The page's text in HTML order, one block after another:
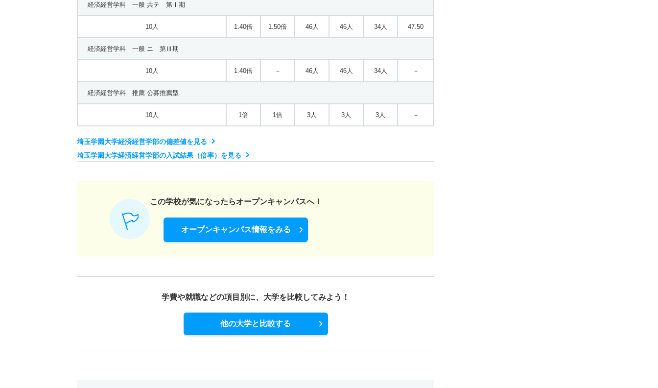
10人
経済経営学科 一般 共テ 第Ⅰ期
10人 1.40倍 1.50倍 46人 46人 34人 47.50
経済経営学科 一般 ニ 第Ⅲ期
10人 1.40倍 － 46人 46人 34人 －
経済経営学科 推薦 公募推薦型
10人 1倍 1倍 3人 3人 3人 －
埼玉学園大学経済経営学部の偏差値を見る
埼玉学園大学経済経営学部の入試結果（倍率）を見る
この学校が気になったらオープンキャンパスへ！
オープンキャンパス情報をみる
学費や就職などの項目別に、 大学を比較してみよう！
他の大学と比較する